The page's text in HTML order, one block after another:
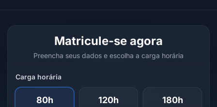
Matricule-se agora
Preencha seus dados e escolha a carga horária
Carga horária
80h 120h 180h